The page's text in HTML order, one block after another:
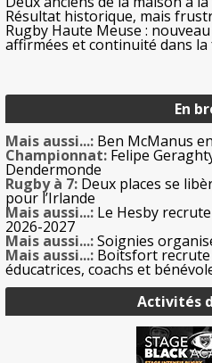
Résultat historique, mais
Rugby Haute Meuse :
affirmées et continuité dans
En
Mais aussi...: Ben McManus
Championnat: Felipe
Dendermonde
Rugby à 7: Deux places se
pour l’Irlande
Mais aussi...: Le Hesby
2026-2027
Mais aussi...:Soignies
Mais aussi...: Boitsfort recrute
éducatrices, coachs et
Activités